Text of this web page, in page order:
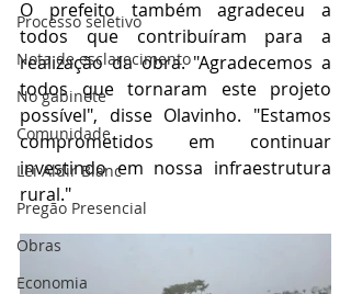
Processo seletivo
Nota de esclarecimento
No gabinete
Comunidade
Lei Aldir Blanc
Pregão Presencial
Obras
Economia
O prefeito também agradeceu a
todos que contribuíram para a
realização da obra. "Agradecemos a
todos que tornaram este projeto
possível", disse Olavinho. "Estamos
comprometidos em continuar
investindo em nossa infraestrutura
rural."